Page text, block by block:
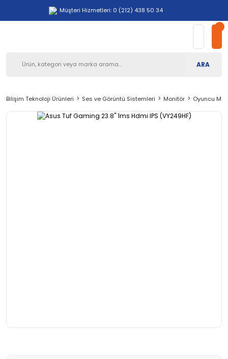
Müşteri Hizmetleri: 0 (212) 438 50 34
ARA
Bilişim Teknoloji Ürünleri Ses ve Görüntü Sistemleri Monitör Oyuncu